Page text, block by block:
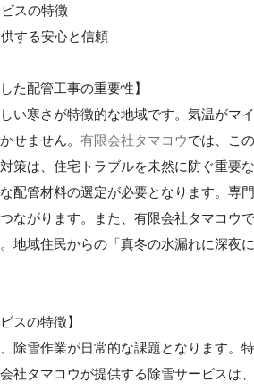
スの特徴
する安心と信頼
た配管工事の重要性】
い寒さが特徴的な地域です。気温がマ
せません。 有限会社タマコウでは、こ
策は、住宅トラブルを未然に防ぐ重要
配管材料の選定が必要となります。専
ながります。また、有限会社タマコウ
地域住民からの「真冬の水漏れに深夜
スの特徴】
除雪作業が日常的な課題となります。
社タマコウが提供する除雪サービスは